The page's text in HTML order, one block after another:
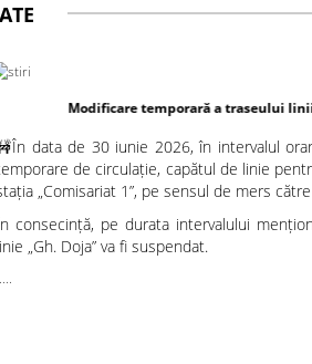
a traseului liniilor de autobuz 7 și 7B
data de 30 iunie 2026, în intervalul
de circulație, capătul de linie
„Comisariat 1”, pe sensul de mers
consecință, pe durata intervalului
„Gh. Doja” va fi suspendat.